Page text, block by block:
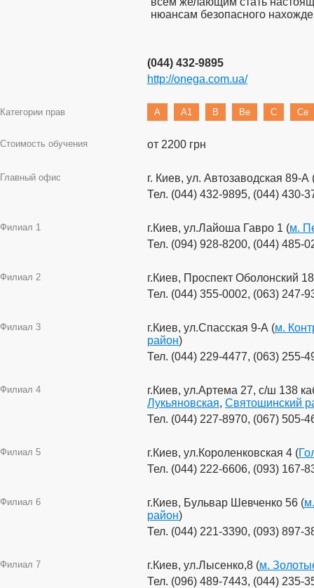
нюансам безопасного
(044) 432-9895
http://onega.com.ua/
Категории прав A A1 B Be C Ce
Стоимость обучения от 2200 грн
Главный офис
г. Киев, ул. Автозаводская 89-А
Тел. (044) 432-9895, (044) 430-
Филиал 1 г.Киев, ул.Лайоша Гавро 1 (м.
Тел. (094) 928-8200, (044) 485-
Филиал 2
г.Киев, Проспект Оболонский
Тел. (044) 355-0002, (063) 247-
Филиал 3 г.Киев, ул.Спасская 9-А (м.
район)
Тел. (044) 229-4477, (063) 255-
Филиал 4
г.Киев, ул.Артема 27, с/ш 138
Лукьяновская, Святошинский
Тел. (044) 227-8970, (067) 505-
Филиал 5 г.Киев, ул.Короленковская 4 (
Тел. (044) 222-6606, (093) 167-
Филиал 6 г.Киев, Бульвар Шевченко 56 (
район)
Тел. (044) 221-3390, (093) 897-
Филиал 7 г.Киев, ул.Лысенко,8 (м.
Тел. (096) 489-7443, (044) 235-